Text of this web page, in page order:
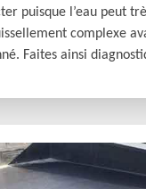
puisque l’eau peut
complexe
Faites ainsi